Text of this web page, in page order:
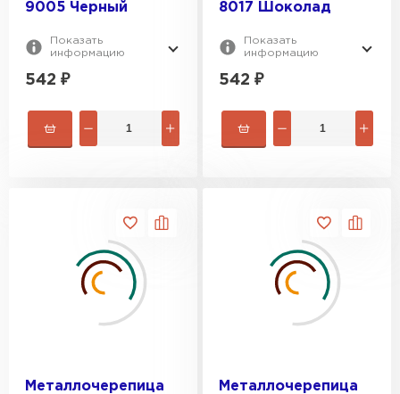
9005 Черный
Показать
информацию
542 ₽
8017 Шоколад
Показать
информацию
542 ₽
Металлочерепица
Металлочерепица